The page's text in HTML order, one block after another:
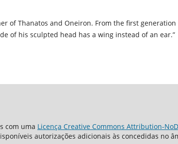
of Thanatos and Oneiron. From the first generation
of his sculpted head has a wing instead of an ear.”
com uma Licença Creative Commons Attribution-
autorizações adicionais às concedidas no